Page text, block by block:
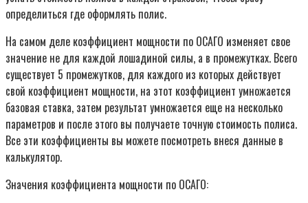
определиться где оформлять полис.
На самом деле коэффициент мощности по ОСАГО изменяет свое
значение не для каждой лошадиной силы, а в промежутках. Всего
существует 5 промежутков, для каждого из которых действует
свой коэффициент мощности, на этот коэффициент умножается
базовая ставка, затем результат умножается еще на несколько
параметров и после этого вы получаете точную стоимость полиса.
Все эти коэффициенты вы можете посмотреть внеся данные в
калькулятор.
Значения коэффициента мощности по ОСАГО: